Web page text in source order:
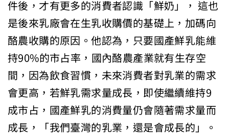
是後來乳廠會在生乳收購價的基礎上，加碼向
酪農收購的原因。他認為，只要國產鮮乳能維
持90%的市占率，國內酪農產業就有生存空
間，因為飲食習慣，未來消費者對乳業的需求
會更高，若鮮乳需求量成長，即使繼續維持9
成市占，國產鮮乳的消費量仍會隨著需求量而
成長，「我們臺灣的乳業，還是會成長的」。